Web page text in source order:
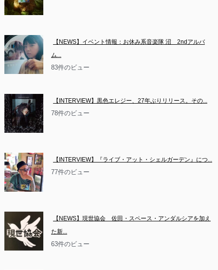
【NEWS】イベント情報：お休み系音楽隊 沼　2ndアルバ
ム...
83件のビュー
【INTERVIEW】黒色エレジー、27年ぶりリリース。その...
78件のビュー
【INTERVIEW】『ライブ・アット・シェルガーデン』につ...
77件のビュー
【NEWS】現世協会　佐田・スペース・アンダルシアを加え
た新...
63件のビュー